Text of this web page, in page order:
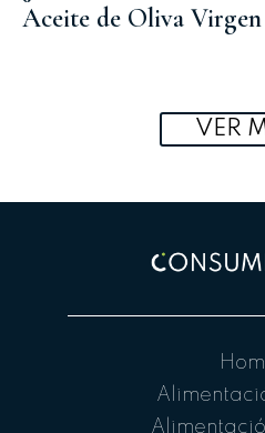
Aceite de Oliva
VER